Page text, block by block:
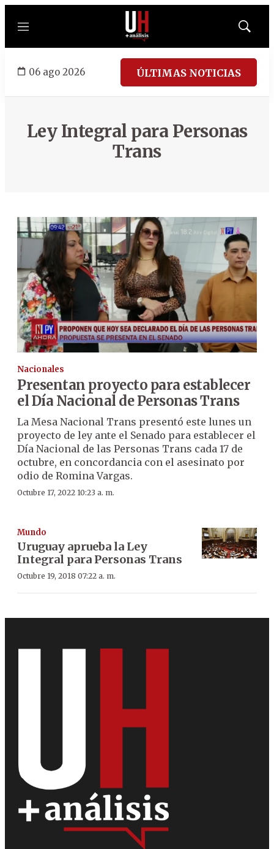
Menú
Mostrar
06 ago 2026 ÚLTIMAS NOTICIAS
Ley Integral para Personas
Trans
Nacionales
Presentan proyecto para establecer
el Día Nacional de Personas Trans
La Mesa Nacional Trans presentó este lunes un
proyecto de ley ante el Senado para establecer el
Día Nacional de las Personas Trans cada 17 de
octubre, en concordancia con el asesinato por
odio de Romina Vargas.
Octubre 17, 2022 10:23 a. m.
Mundo
Uruguay aprueba la Ley
Integral para Personas Trans
Octubre 19, 2018 07:22 a. m.